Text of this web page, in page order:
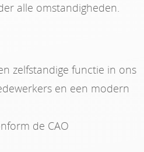
alle omstandigheden.
zelfstandige functie in ons
en een modern
de CAO